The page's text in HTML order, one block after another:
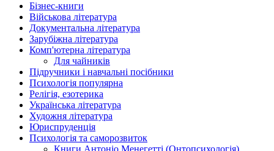
Бізнес-книги
Військова література
Документальна література
Зарубіжна література
Комп'ютерна література
Для чайників
Підручники і навчальні посібники
Психологія популярна
Релігія, езотерика
Українська література
Художня література
Юриспруденція
Психологія та саморозвиток
Книги Антоніо Менегетті (Онтопсихологія)